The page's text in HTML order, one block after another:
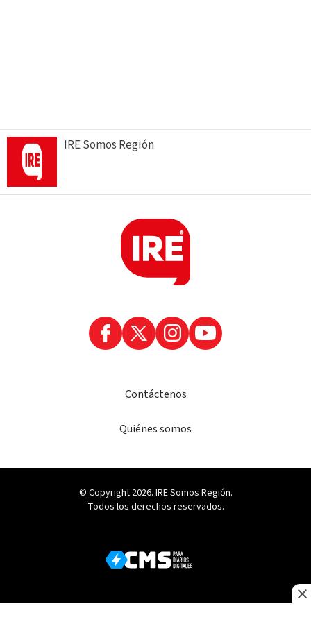
IRE Somos Región
Contáctenos
Quiénes somos
© Copyright 2026. IRE Somos Región.
Todos los derechos reservados.